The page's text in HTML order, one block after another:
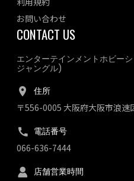
お問い合わせ
CONTACT US
エンターテインメントホビー
ジャングル)
住所
〒556-0005 大阪府大阪市浪
電話番号
066-636-7444
店舗営業時間